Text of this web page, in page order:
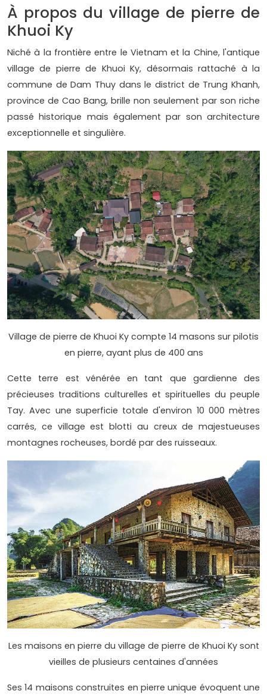
À propos du village de pierre de
Khuoi Ky
Niché à la frontière entre le Vietnam et la Chine, l'antique
village de pierre de Khuoi Ky, désormais rattaché à la
commune de Dam Thuy dans le district de Trung Khanh,
province de Cao Bang, brille non seulement par son riche
passé historique mais également par son architecture
exceptionnelle et singulière.
Village de pierre de Khuoi Ky compte 14 masons sur pilotis
en pierre, ayant plus de 400 ans
Cette terre est vénérée en tant que gardienne des
précieuses traditions culturelles et spirituelles du peuple
Tay. Avec une superficie totale d'environ 10 000 mètres
carrés, ce village est blotti au creux de majestueuses
montagnes rocheuses, bordé par des ruisseaux.
Les maisons en pierre du village de pierre de Khuoi Ky sont
vieilles de plusieurs centaines d'années
Ses 14 maisons construites en pierre unique évoquent une